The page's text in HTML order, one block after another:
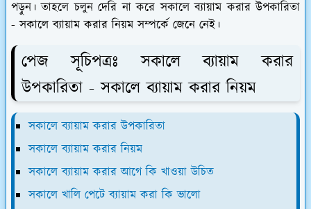
পড়ুন। তাহলে চলুন দেরি না করে সকালে ব্যায়াম করার উপকারিতা
- সকালে ব্যায়াম করার নিয়ম সম্পর্কে জেনে নেই।
পেজ সূচিপত্রঃ সকালে ব্যায়াম করার
উপকারিতা - সকালে ব্যায়াম করার নিয়ম
সকালে ব্যায়াম করার উপকারিতা
সকালে ব্যায়াম করার নিয়ম
সকালে ব্যায়াম করার আগে কি খাওয়া উচিত
সকালে খালি পেটে ব্যায়াম করা কি ভালো